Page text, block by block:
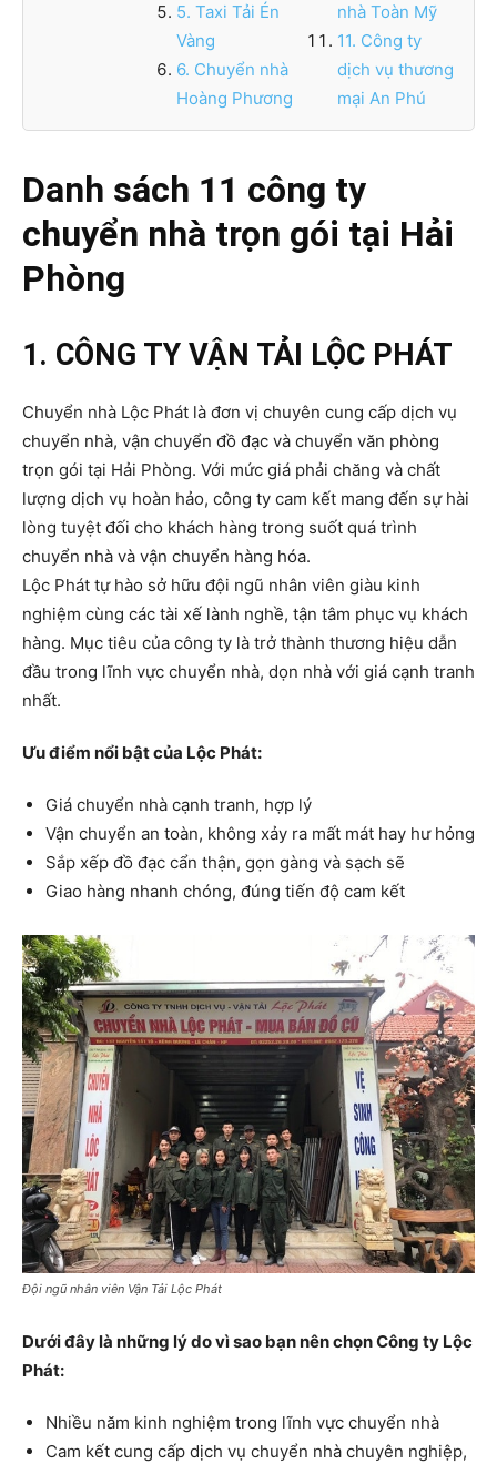
5. Taxi Tải Én
Vàng
6. Chuyển nhà
Hoàng Phương
nhà Toàn Mỹ
11. Công ty
dịch vụ thương
mại An Phú
Danh sách 11 công ty
chuyển nhà trọn gói tại Hải
Phòng
1. CÔNG TY VẬN TẢI LỘC PHÁT
Chuyển nhà Lộc Phát là đơn vị chuyên cung cấp dịch vụ
chuyển nhà, vận chuyển đồ đạc và chuyển văn phòng
trọn gói tại Hải Phòng. Với mức giá phải chăng và chất
lượng dịch vụ hoàn hảo, công ty cam kết mang đến sự hài
lòng tuyệt đối cho khách hàng trong suốt quá trình
chuyển nhà và vận chuyển hàng hóa.
Lộc Phát tự hào sở hữu đội ngũ nhân viên giàu kinh
nghiệm cùng các tài xế lành nghề, tận tâm phục vụ khách
hàng. Mục tiêu của công ty là trở thành thương hiệu dẫn
đầu trong lĩnh vực chuyển nhà, dọn nhà với giá cạnh tranh
nhất.
Ưu điểm nổi bật của Lộc Phát:
Giá chuyển nhà cạnh tranh, hợp lý
Vận chuyển an toàn, không xảy ra mất mát hay hư hỏng
Sắp xếp đồ đạc cẩn thận, gọn gàng và sạch sẽ
Giao hàng nhanh chóng, đúng tiến độ cam kết
Đội ngũ nhân viên Vận Tải Lộc Phát
Dưới đây là những lý do vì sao bạn nên chọn Công ty Lộc
Phát:
Nhiều năm kinh nghiệm trong lĩnh vực chuyển nhà
Cam kết cung cấp dịch vụ chuyển nhà chuyên nghiệp,